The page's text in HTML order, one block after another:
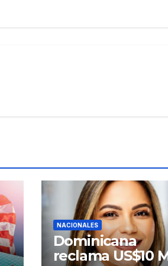
NACIONALES
Dominicana
reclama US$10